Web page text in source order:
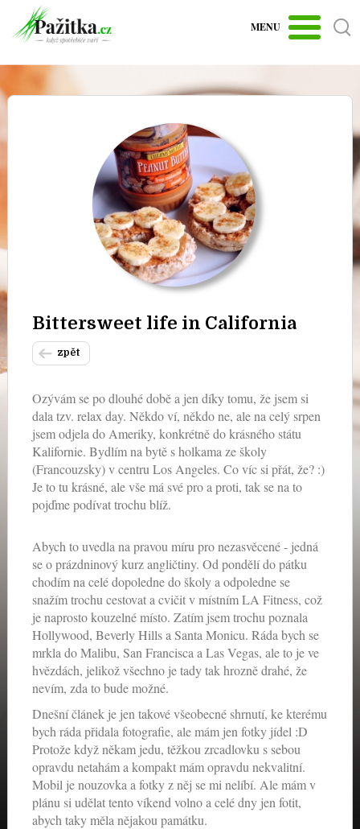
MENU
Bittersweet life in California
zpět
Ozývám se po dlouhé době a jen díky tomu, že jsem si
dala tzv. relax day. Někdo ví, někdo ne, ale na celý srpen
jsem odjela do Ameriky, konkrétně do krásného státu
Kalifornie. Bydlím na bytě s holkama ze školy
(Francouzsky) v centru Los Angeles. Co víc si přát, že? :)
Je to tu krásné, ale vše má své pro a proti, tak se na to
pojďme podívat trochu blíž.
Abych to uvedla na pravou míru pro nezasvěcené - jedná
se o prázdninový kurz angličtiny. Od pondělí do pátku
chodím na celé dopoledne do školy a odpoledne se
snažím trochu cestovat a cvičit v místním LA Fitness, což
je naprosto kouzelné místo. Zatím jsem trochu poznala
Hollywood, Beverly Hills a Santa Monicu. Ráda bych se
mrkla do Malibu, San Francisca a Las Vegas, ale to je ve
hvězdách, jelikož všechno je tady tak hrozně drahé, že
nevím, zda to bude možné.
Dnešní článek je jen takové všeobecné shrnutí, ke kterému
bych ráda přidala fotografie, ale mám jen fotky jídel :D
Protože když někam jedu, těžkou zrcadlovku s sebou
opravdu netahám a kompakt mám opravdu nekvalitní.
Mobil je nouzovka a fotky z něj se mi nelíbí. Ale mám v
plánu si udělat tento víkend volno a celé dny jen fotit,
abych taky měla nějakou památku.